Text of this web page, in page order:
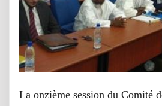
La onzième session du Comité